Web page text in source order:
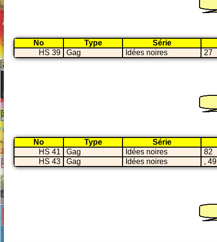
No Type
Série
HS 39
Gag Idées noires 27
No Type
Série
HS 41
Gag Idées noires
82
HS 43
Gag Idées noires , 49